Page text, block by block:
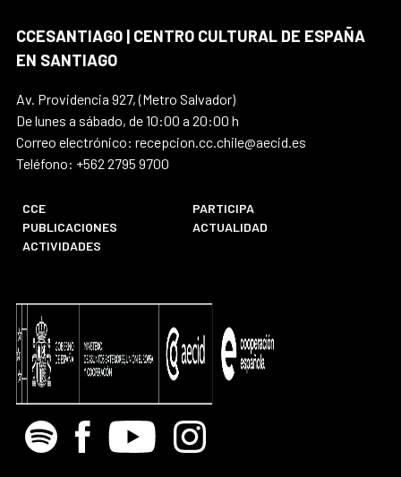
CCESANTIAGO | CENTRO CULTURAL DE ESPAÑA
EN SANTIAGO
Av. Providencia 927, (Metro Salvador)
De lunes a sábado, de 10:00 a 20:00 h
Correo electrónico: recepcion.cc.chile@aecid.es
Teléfono: +562 2795 9700
CCE
PARTICIPA
PUBLICACIONES
ACTUALIDAD
ACTIVIDADES
Spotify Facebook
Youtube Instagram